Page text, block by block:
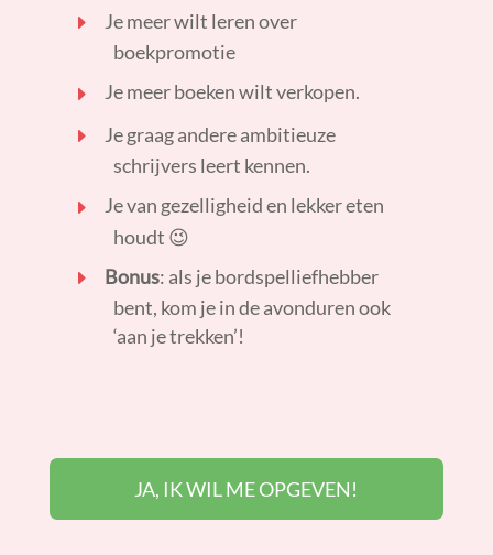
Je meer wilt leren over
boekpromotie
Je meer boeken wilt verkopen.
Je graag andere ambitieuze
schrijvers leert kennen.
Je van gezelligheid en lekker eten
houdt 😉
Bonus: als je bordspelliefhebber
bent, kom je in de avonduren ook
‘aan je trekken’!
JA, IK WIL ME OPGEVEN!